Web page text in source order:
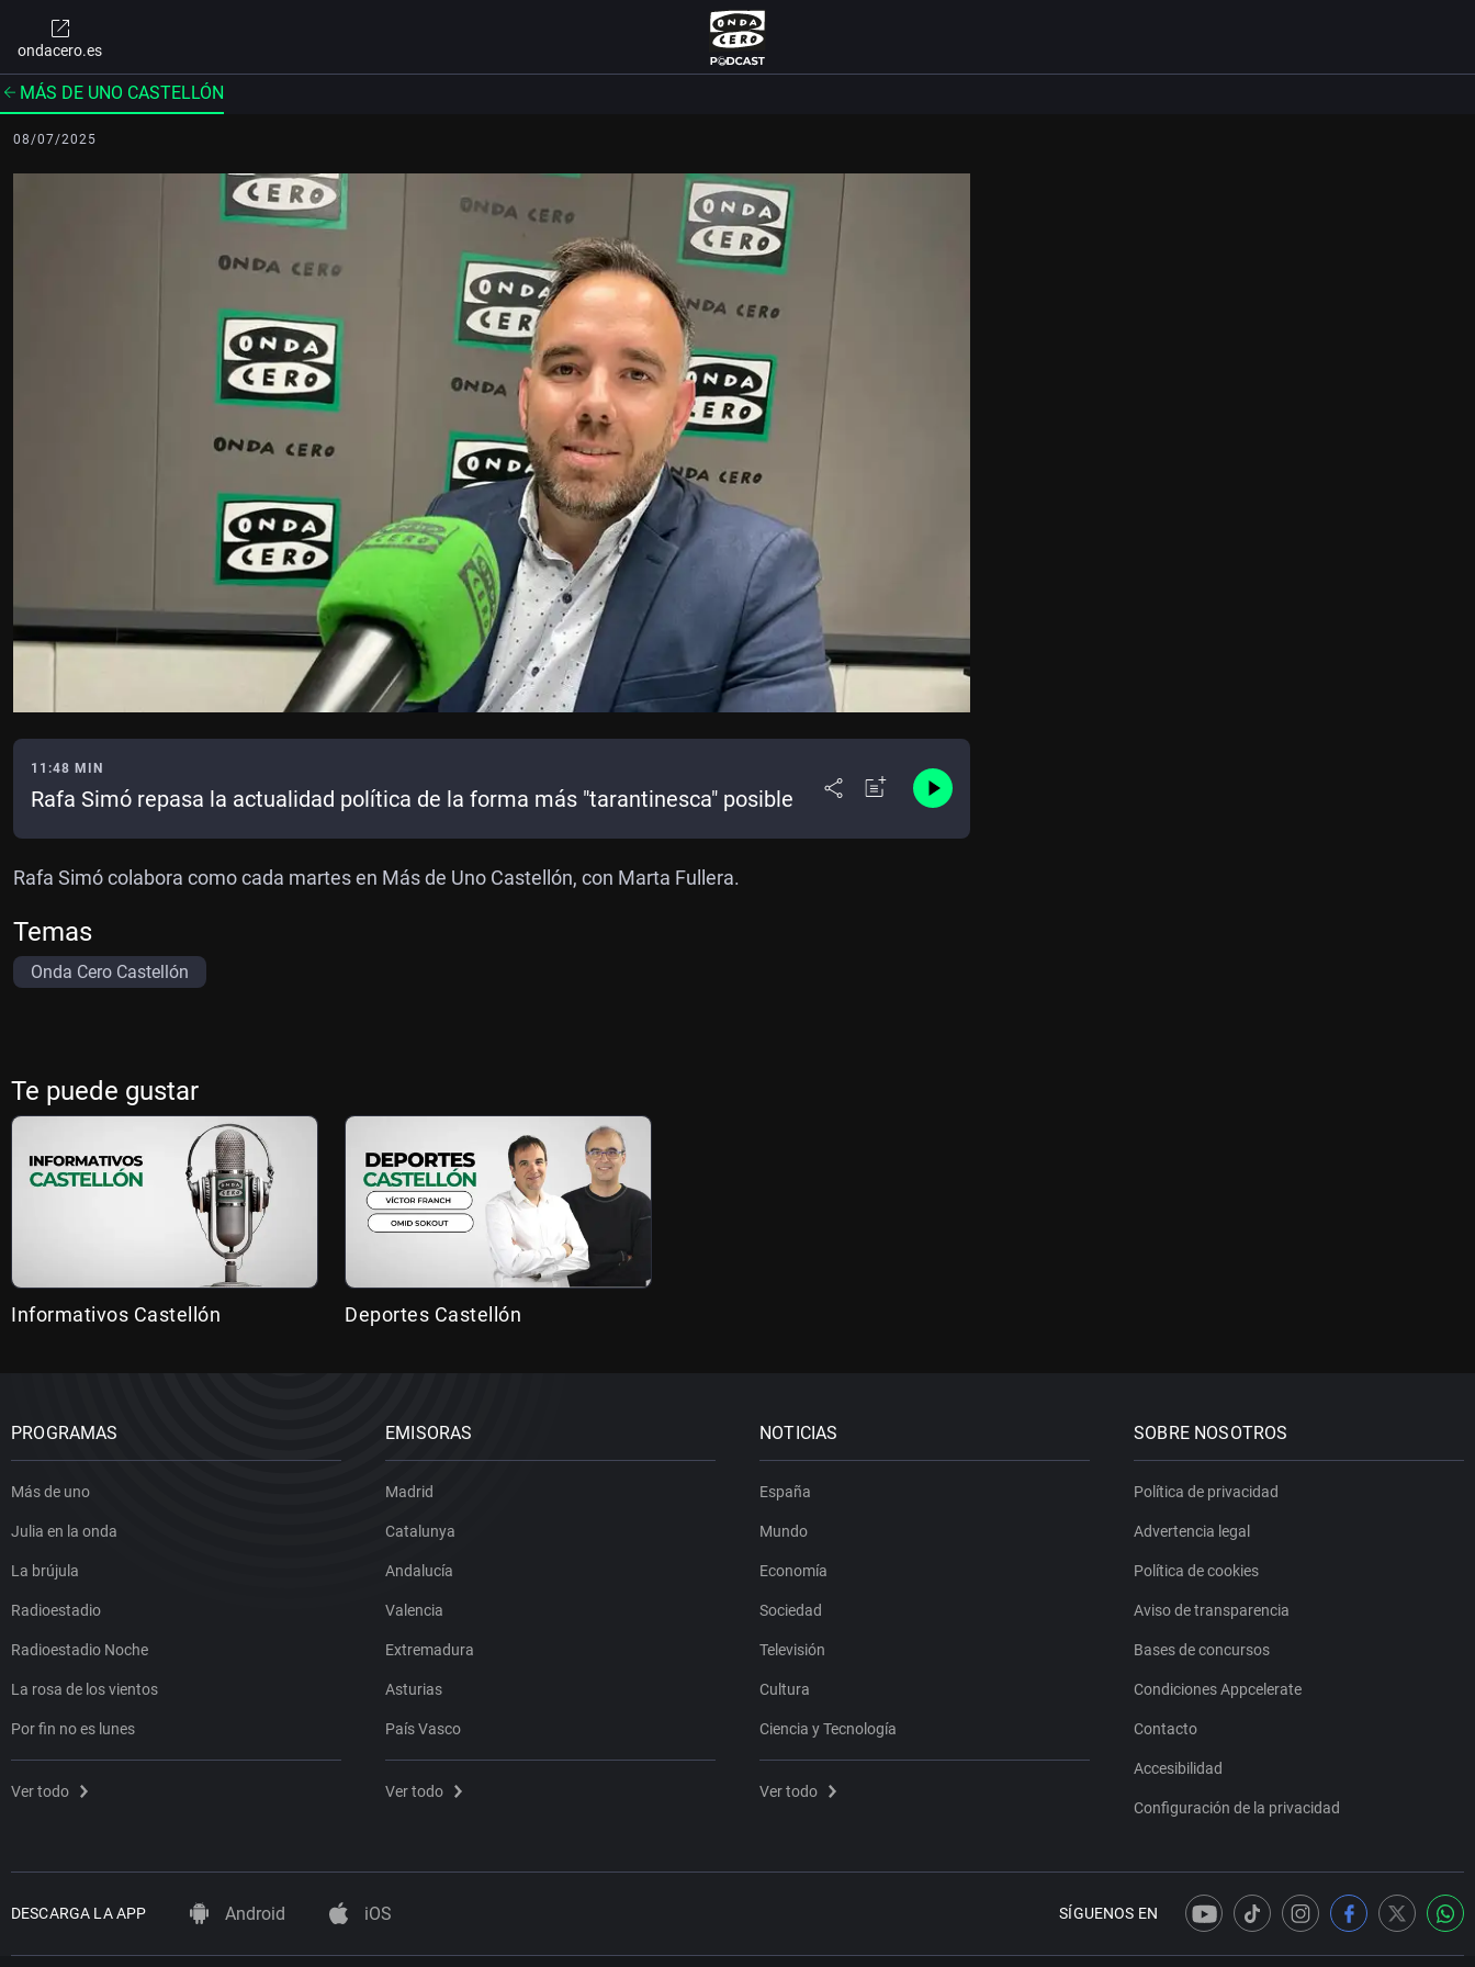
ondacero.es
MÁS DE UNO CASTELLÓN
08/07/2025
11:48 MIN
Rafa Simó repasa la actualidad política de la forma más "tarantinesca" posible
Rafa Simó colabora como cada martes en Más de Uno Castellón, con Marta Fullera.
Temas
Onda Cero Castellón
Te puede gustar
Informativos Castellón Deportes Castellón
PROGRAMAS
Más de uno
Julia en la onda
La brújula
Radioestadio
Radioestadio Noche
La rosa de los vientos
Por fin no es lunes
Ver todo
EMISORAS
Madrid
Catalunya
Andalucía
Valencia
Extremadura
Asturias
País Vasco
Ver todo
NOTICIAS
España
Mundo
Economía
Sociedad
Televisión
Cultura
Ciencia y Tecnología
Ver todo
SOBRE NOSOTROS
Política de privacidad
Advertencia legal
Política de cookies
Aviso de transparencia
Bases de concursos
Condiciones Appcelerate
Contacto
Accesibilidad
Configuración de la privacidad
DESCARGA LA APP Android iOS SÍGUENOS EN